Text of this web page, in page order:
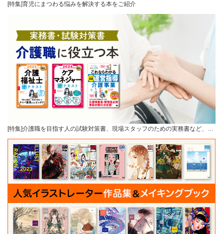
[特集]育児にまつわる悩みを解決する本をご紹介
[特集]介護職を目指す人の試験対策書、現場スタッフのための実務書など、…